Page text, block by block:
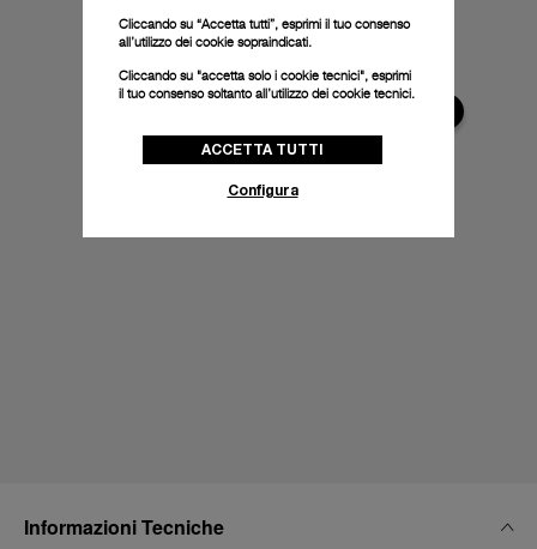
Informazioni Tecniche
Cliccando su “Accetta tutti”, esprimi il tuo consenso
all’utilizzo dei cookie sopraindicati.
Cliccando su "accetta solo i cookie tecnici", esprimi
il tuo consenso soltanto all’utilizzo dei cookie tecnici.
ACCETTA TUTTI
Configura